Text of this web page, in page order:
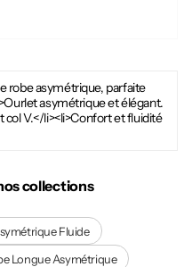
robe asymétrique, parfaite
asymétrique et élégant.
col V.</li><li>Confort et fluidité
collections
Fluide
Longue Asymétrique